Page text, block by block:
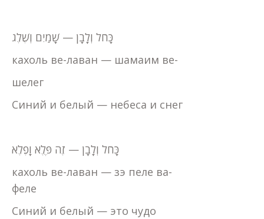
כָּחֹל וְלָבָן — שָׁמַיִם וְשֶׁלֶג
кахоль ве-лаван — шамаим ве-
шелег
Синий и белый — небеса и снег
כָּחֹל וְלָבָן — זֶה פֶּלֶא וָפֶלֶא
кахоль ве-лаван — зэ пеле ва-
феле
Синий и белый — это чудо